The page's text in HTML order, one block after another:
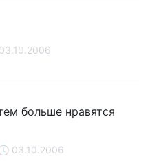
03.10.2006
больше нравятся
03.10.2006